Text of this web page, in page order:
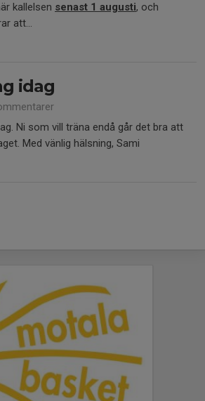
kallelsen senast 1 augusti, och
att...
idag
Ni som vill träna endå går det bra att
Med vänlig hälsning, Sami